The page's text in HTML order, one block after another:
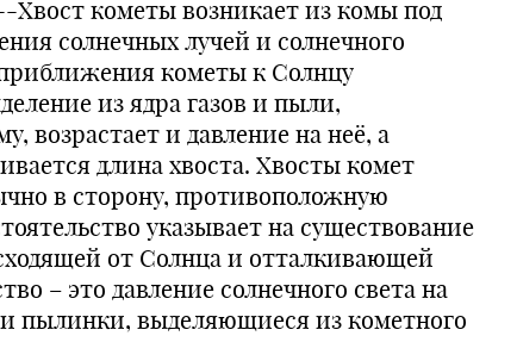
Хвост кометы возникает из комы под
солнечных лучей и солнечного
кометы к Солнцу
из ядра газов и пыли,
возрастает и давление на неё, а
длина хвоста. Хвосты комет
в сторону, противоположную
указывает на существование
от Солнца и отталкивающей
– это давление солнечного света на
и пылинки, выделяющиеся из кометного